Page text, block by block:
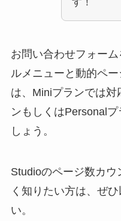
お問い合わせフォー
ルメニューと動的ペ
は、Miniプランでは対
ンもしくはPersonal
しょう。
Studioのページ数カウ
く知りたい方は、ぜ
い。